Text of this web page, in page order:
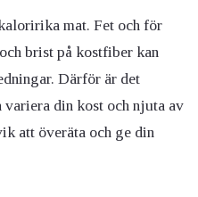
mat. Fet och för
brist på kostfiber kan
Därför är det
din kost och njuta av
att överäta och ge din